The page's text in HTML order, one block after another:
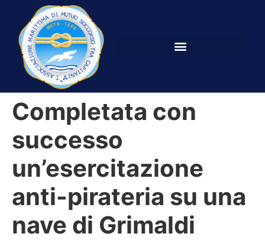
Completata con
successo
un’esercitazione
anti-pirateria su una
nave di Grimaldi